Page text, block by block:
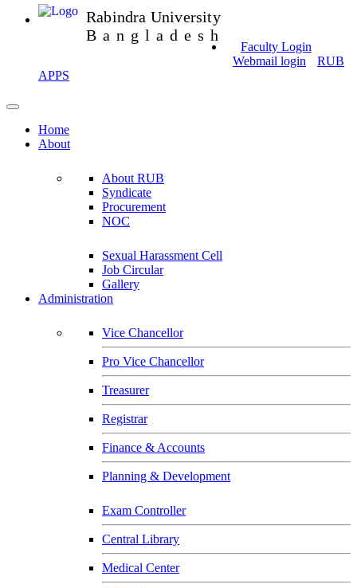
Rabindra University
Bangladesh
Faculty Login
Webmail login
RUB
APPS
Home
About
About RUB
Syndicate
Procurement
NOC
Sexual Harassment Cell
Job Circular
Gallery
Administration
Vice Chancellor
Pro Vice Chancellor
Treasurer
Registrar
Finance & Accounts
Planning & Development
Exam Controller
Central Library
Medical Center